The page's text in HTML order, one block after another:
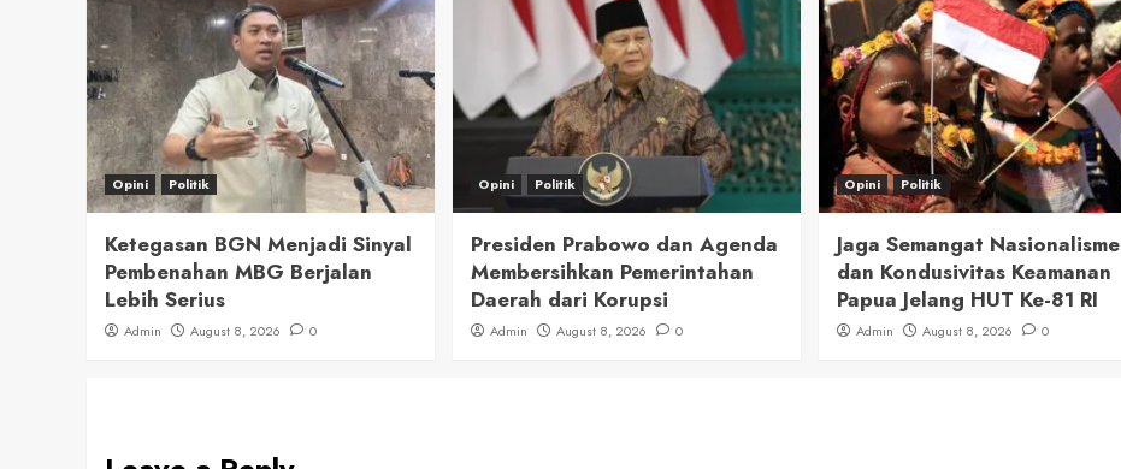
Opini Politik
Ketegasan BGN Menjadi Sinyal
Pembenahan MBG Berjalan
Lebih Serius
Admin August 8, 2026 0
Opini Politik
Presiden Prabowo dan Agenda
Membersihkan Pemerintahan
Daerah dari Korupsi
Admin August 8, 2026 0
Opini Politik
Jaga Semangat Nasionalisme
dan Kondusivitas Keamanan
Papua Jelang HUT Ke-81 RI
Admin August 8, 2026 0